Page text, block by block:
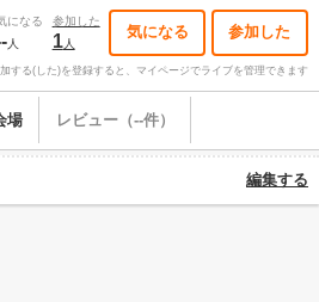
になる
人
参加した
1人
気になる 参加した
する(した)を登録すると、マイページでライブを管理できます
場 レビュー（--件）
編集する